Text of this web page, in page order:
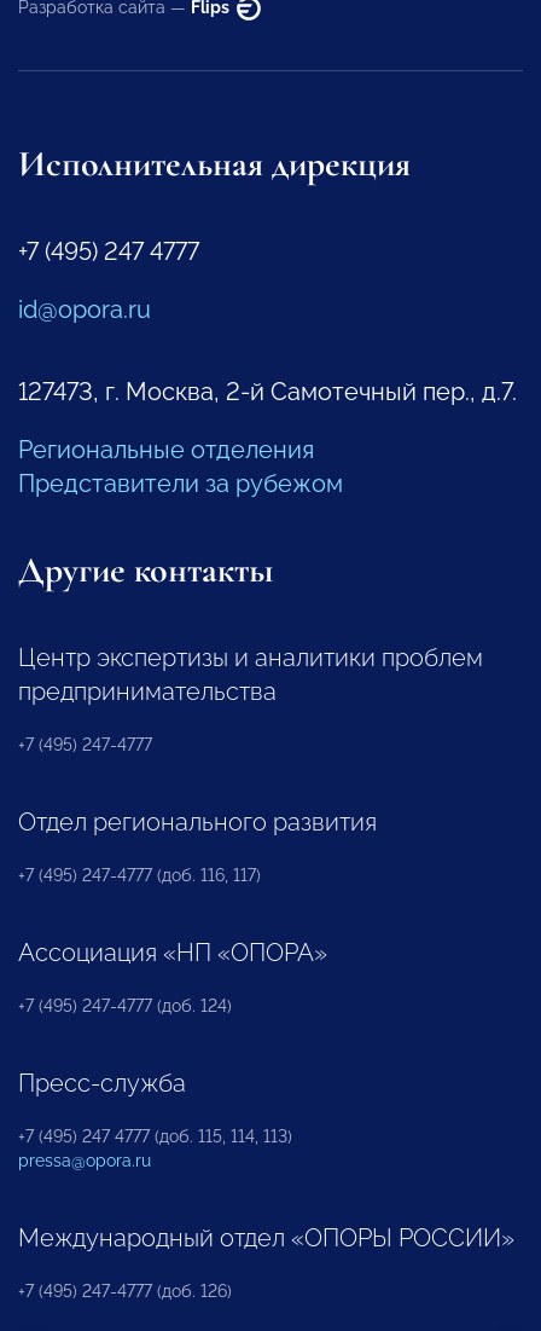
Разработка сайта — Flips
Исполнительная дирекция
+7 (495) 247 4777
id@opora.ru
127473, г. Москва, 2-й Самотечный пер., д.7.
Региональные отделения
Представители за рубежом
Другие контакты
Центр экспертизы и аналитики проблем
предпринимательства
+7 (495) 247-4777
Отдел регионального развития
+7 (495) 247-4777 (доб. 116, 117)
Ассоциация «НП «ОПОРА»
+7 (495) 247-4777 (доб. 124)
Пресс-служба
+7 (495) 247 4777 (доб. 115, 114, 113)
pressa@opora.ru
Международный отдел «ОПОРЫ РОССИИ»
+7 (495) 247-4777 (доб. 126)